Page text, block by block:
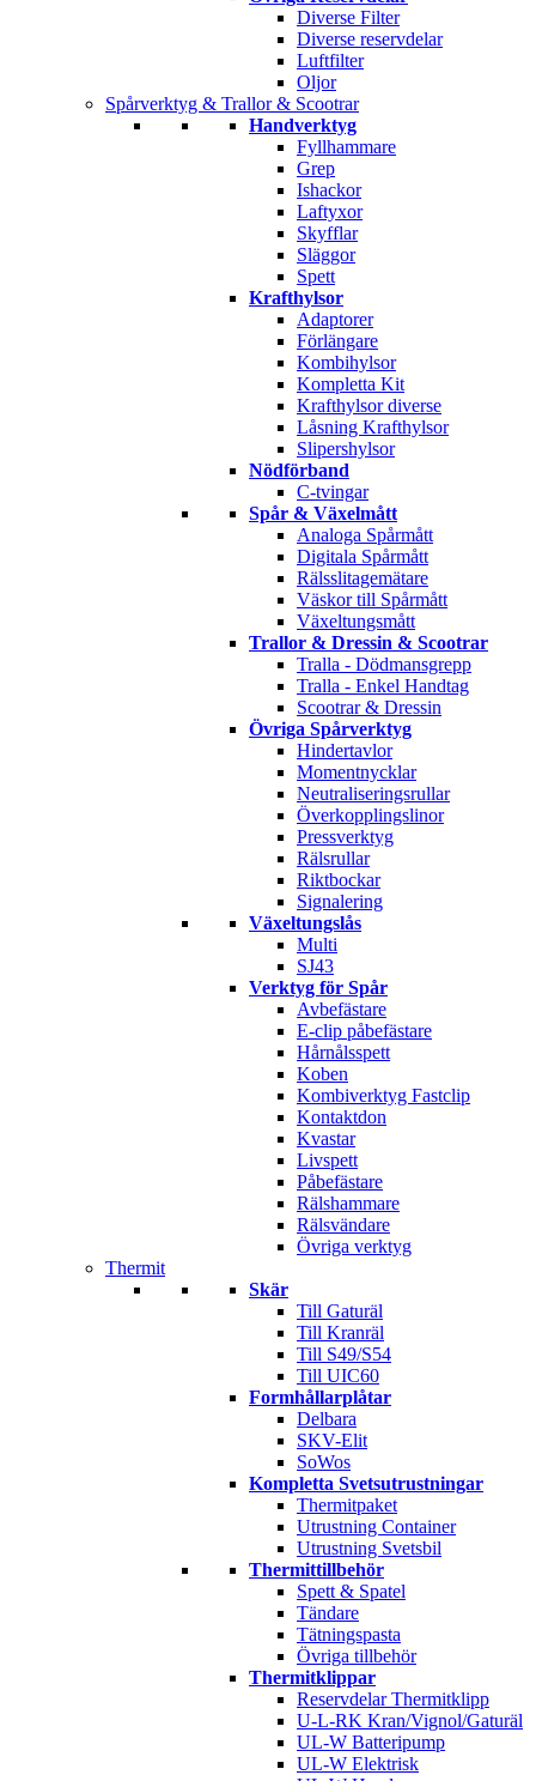
Diverse Filter
Diverse reservdelar
Luftfilter
Oljor
Spårverktyg & Trallor & Scootrar
Handverktyg
Fyllhammare
Grep
Ishackor
Laftyxor
Skyfflar
Släggor
Spett
Krafthylsor
Adaptorer
Förlängare
Kombihylsor
Kompletta Kit
Krafthylsor diverse
Låsning Krafthylsor
Slipershylsor
Nödförband
C-tvingar
Spår & Växelmått
Analoga Spårmått
Digitala Spårmått
Rälsslitagemätare
Väskor till Spårmått
Växeltungsmått
Trallor & Dressin & Scootrar
Tralla - Dödmansgrepp
Tralla - Enkel Handtag
Scootrar & Dressin
Övriga Spårverktyg
Hindertavlor
Momentnycklar
Neutraliseringsrullar
Överkopplingslinor
Pressverktyg
Rälsrullar
Riktbockar
Signalering
Växeltungslås
Multi
SJ43
Verktyg för Spår
Avbefästare
E-clip påbefästare
Hårnålsspett
Koben
Kombiverktyg Fastclip
Kontaktdon
Kvastar
Livspett
Påbefästare
Rälshammare
Rälsvändare
Övriga verktyg
Thermit
Skär
Till Gaturäl
Till Kranräl
Till S49/S54
Till UIC60
Formhållarplåtar
Delbara
SKV-Elit
SoWos
Kompletta Svetsutrustningar
Thermitpaket
Utrustning Container
Utrustning Svetsbil
Thermittillbehör
Spett & Spatel
Tändare
Tätningspasta
Övriga tillbehör
Thermitklippar
Reservdelar Thermitklipp
U-L-RK Kran/Vignol/Gaturäl
UL-W Batteripump
UL-W Elektrisk